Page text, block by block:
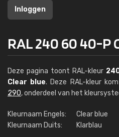
Inloggen
RAL 240 60 40-P
Deze pagina toont RAL-kleur
Clear blue. Deze RAL-kleur
290, onderdeel van het
Kleurnaam Engels:
Clear blue
Kleurnaam Duits:
Klarblau